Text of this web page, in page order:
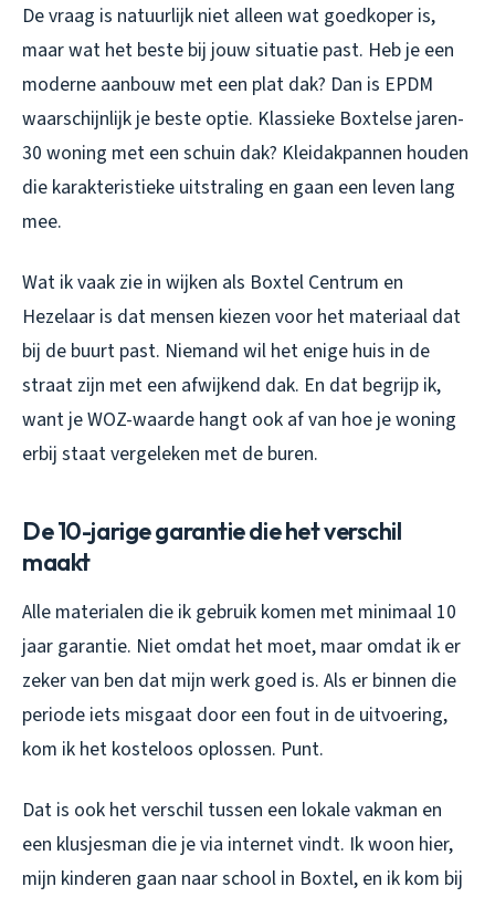
De vraag is natuurlijk niet alleen wat goedkoper is,
maar wat het beste bij jouw situatie past. Heb je een
moderne aanbouw met een plat dak? Dan is EPDM
waarschijnlijk je beste optie. Klassieke Boxtelse jaren-
30 woning met een schuin dak? Kleidakpannen houden
die karakteristieke uitstraling en gaan een leven lang
mee.
Wat ik vaak zie in wijken als Boxtel Centrum en
Hezelaar is dat mensen kiezen voor het materiaal dat
bij de buurt past. Niemand wil het enige huis in de
straat zijn met een afwijkend dak. En dat begrijp ik,
want je WOZ-waarde hangt ook af van hoe je woning
erbij staat vergeleken met de buren.
De 10-jarige garantie die het verschil
maakt
Alle materialen die ik gebruik komen met minimaal 10
jaar garantie. Niet omdat het moet, maar omdat ik er
zeker van ben dat mijn werk goed is. Als er binnen die
periode iets misgaat door een fout in de uitvoering,
kom ik het kosteloos oplossen. Punt.
Dat is ook het verschil tussen een lokale vakman en
een klusjesman die je via internet vindt. Ik woon hier,
mijn kinderen gaan naar school in Boxtel, en ik kom bij